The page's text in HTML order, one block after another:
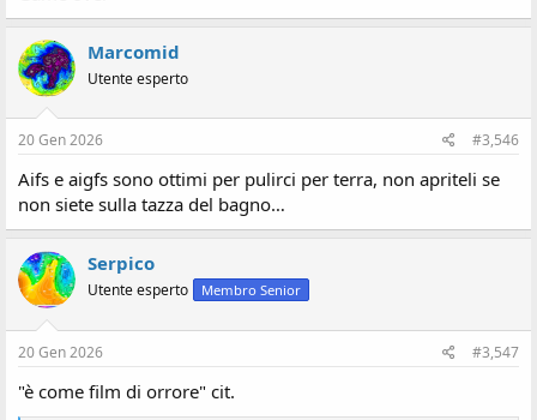
Marcomid
Utente esperto
20 Gen 2026 #3,546
Aifs e aigfs sono ottimi per pulirci per terra, non apriteli se
non siete sulla tazza del bagno…
Serpico
Utente esperto Membro Senior
20 Gen 2026 #3,547
"è come film di orrore" cit.